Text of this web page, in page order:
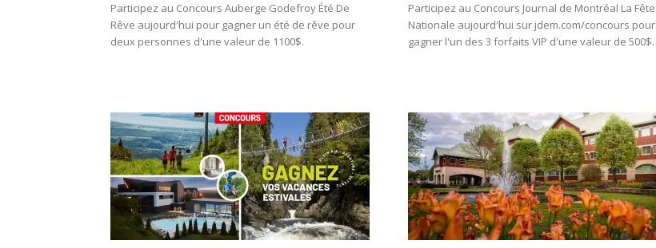
Participez au Concours Auberge Godefroy Été De
Rêve aujourd'hui pour gagner un été de rêve pour
deux personnes d'une valeur de 1100$.
Participez au Concours Journal de Montréal La Fête
Nationale aujourd'hui sur jdem.com/concours pour
gagner l'un des 3 forfaits VIP d'une valeur de 500$.